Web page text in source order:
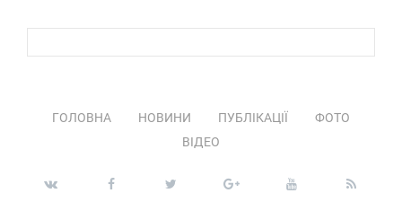
ГОЛОВНА НОВИНИ ПУБЛІКАЦІЇ
ФОТО
ВІДЕО